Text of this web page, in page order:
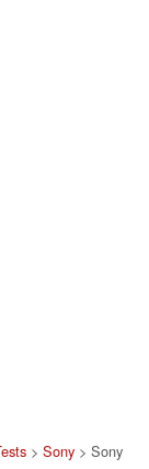
> Sony> Sony